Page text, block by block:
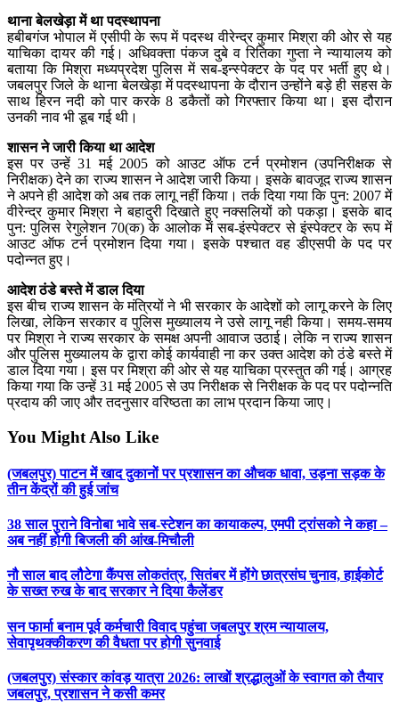
थाना बेलखेड़ा में था पदस्थापना
हबीबगंज भोपाल में एसीपी के रूप में पदस्थ वीरेन्द्र कुमार मिश्रा की ओर से यह
याचिका दायर की गई। अधिवक्ता पंकज दुबे व रितिका गुप्ता ने न्यायालय को
बताया कि मिश्रा मध्यप्रदेश पुलिस में सब-इन्स्पेक्टर के पद पर भर्ती हुए थे।
जबलपुर जिले के थाना बेलखेड़ा में पदस्थापना के दौरान उन्होंने बड़े ही सहस के
साथ हिरन नदी को पार करके 8 डकैतों को गिरफ्तार किया था। इस दौरान
उनकी नाव भी डूब गई थी।
शासन ने जारी किया था आदेश
इस पर उन्हें 31 मई 2005 को आउट ऑफ टर्न प्रमोशन (उपनिरीक्षक से
निरीक्षक) देने का राज्य शासन ने आदेश जारी किया। इसके बावजूद राज्य शासन
ने अपने ही आदेश को अब तक लागू नहीं किया। तर्क दिया गया कि पुन: 2007 में
वीरेन्द्र कुमार मिश्रा ने बहादुरी दिखाते हुए नक्सलियों को पकड़ा। इसके बाद
पुन: पुलिस रेगुलेशन 70(क) के आलोक में सब-इंस्पेक्टर से इंस्पेक्टर के रूप में
आउट ऑफ टर्न प्रमोशन दिया गया। इसके पश्चात वह डीएसपी के पद पर
पदोन्नत हुए।
आदेश ठंडे बस्ते में डाल दिया
इस बीच राज्य शासन के मंत्रियों ने भी सरकार के आदेशों को लागू करने के लिए
लिखा, लेकिन सरकार व पुलिस मुख्यालय ने उसे लागू नही किया। समय-समय
पर मिश्रा ने राज्य सरकार के समक्ष अपनी आवाज उठाई। लेकि न राज्य शासन
और पुलिस मुख्यालय के द्वारा कोई कार्यवाही ना कर उक्त आदेश को ठंडे बस्ते में
डाल दिया गया। इस पर मिश्रा की ओर से यह याचिका प्रस्तुत की गई। आग्रह
किया गया कि उन्हें 31 मई 2005 से उप निरीक्षक से निरीक्षक के पद पर पदोन्नति
प्रदाय की जाए और तदनुसार वरिष्ठता का लाभ प्रदान किया जाए।
You Might Also Like
(जबलपुर) पाटन में खाद दुकानों पर प्रशासन का औचक धावा, उड़ना सड़क के
तीन केंद्रों की हुई जांच
38 साल पुराने विनोबा भावे सब-स्टेशन का कायाकल्प, एमपी ट्रांसको ने कहा –
अब नहीं होगी बिजली की आंख-मिचौली
नौ साल बाद लौटेगा कैंपस लोकतंत्र, सितंबर में होंगे छात्रसंघ चुनाव, हाईकोर्ट
के सख्त रुख के बाद सरकार ने दिया कैलेंडर
सन फार्मा बनाम पूर्व कर्मचारी विवाद पहुंचा जबलपुर श्रम न्यायालय,
सेवापृथक्कीकरण की वैधता पर होगी सुनवाई
(जबलपुर) संस्कार कांवड़ यात्रा 2026: लाखों श्रद्धालुओं के स्वागत को तैयार
जबलपुर, प्रशासन ने कसी कमर